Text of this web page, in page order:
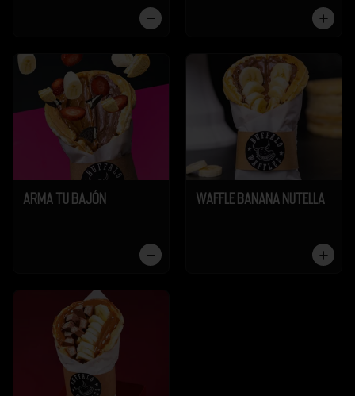
Arma tu Bajón Waffle Banana Nutella